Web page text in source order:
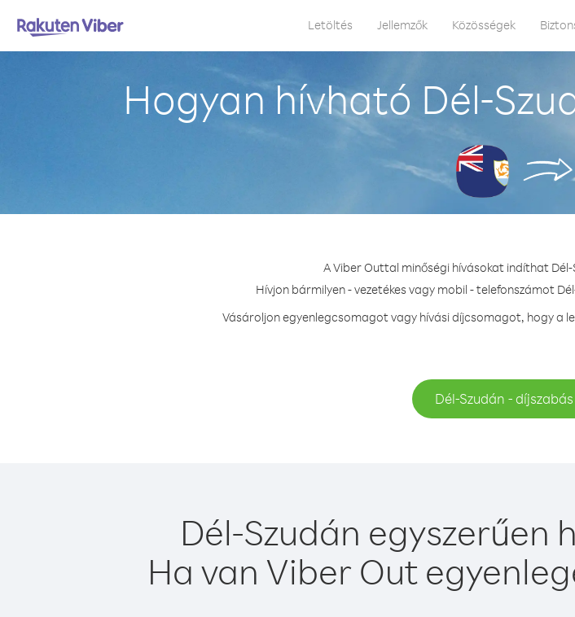
Letöltés Jellemzők Közösségek
Hogyan hívható Dél-
A Viber Outtal minőségi hívásokat indíthat
Hívjon bármilyen - vezetékes vagy mobil - telefonszámot
Vásároljon egyenlegcsomagot vagy hívási díjcsomagot, hogy a
Dél-Szudán -
Dél-Szudán egyszerűen
Ha van Viber Out